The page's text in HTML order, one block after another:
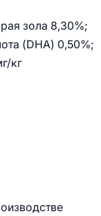
зола 8,30%;
(DHA) 0,50%;
кг